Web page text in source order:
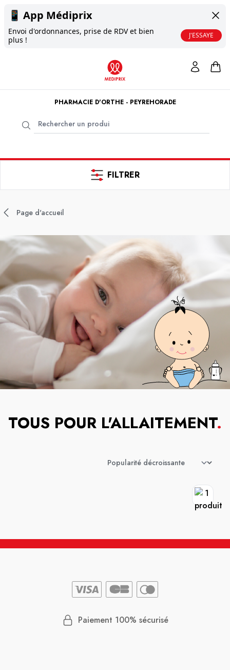
📱 App Médiprix
Envoi d'ordonnances, prise de RDV et bien
plus !
J'ESSAYE
PHARMACIE D'ORTHE - PEYREHORADE
FILTRER
Page d'accueil
TOUS POUR L'ALLAITEMENT.
Paiement 100% sécurisé